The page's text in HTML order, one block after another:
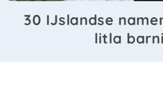
30 IJslandse
litla